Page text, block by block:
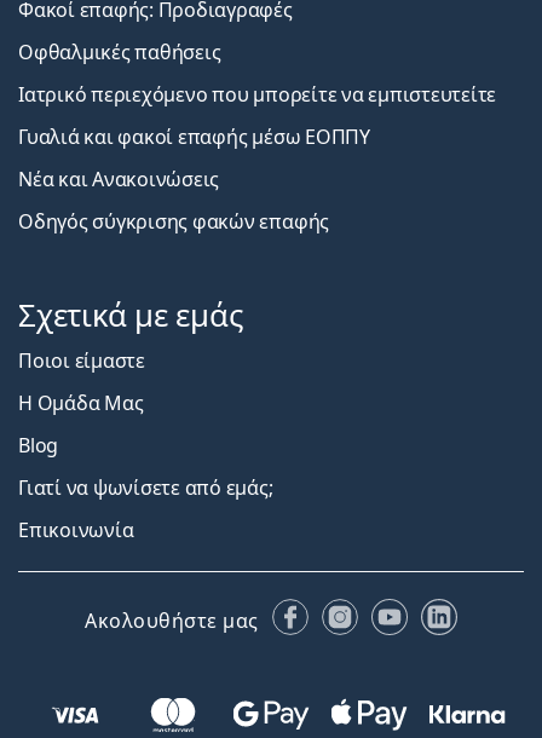
Φακοί επαφής: Προδιαγραφές
Οφθαλμικές παθήσεις
Ιατρικό περιεχόμενο που μπορείτε να εμπιστευτείτε
Γυαλιά και φακοί επαφής μέσω ΕΟΠΠΥ
Νέα και Ανακοινώσεις
Οδηγός σύγκρισης φακών επαφής
Σχετικά με εμάς
Ποιοι είμαστε
Η Ομάδα Μας
Blog
Γιατί να ψωνίσετε από εμάς;
Επικοινωνία
Ακολουθήστε μας FacebookInstagram
YouTubeLinkedIn